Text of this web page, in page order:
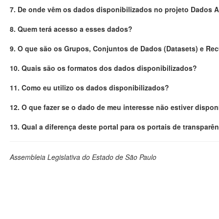
7. De onde vêm os dados disponibilizados no projeto Dados
8. Quem terá acesso a esses dados?
9. O que são os Grupos, Conjuntos de Dados (Datasets) e
10. Quais são os formatos dos dados disponibilizados?
11. Como eu utilizo os dados disponibilizados?
12. O que fazer se o dado de meu interesse não estiver
13. Qual a diferença deste portal para os portais de
Assembleia Legislativa do Estado de São Paulo